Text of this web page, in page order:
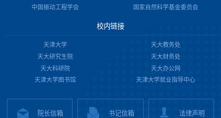
中国振动工程学会
国家自然科学基金委员会
校内链接
天津大学
天大教务处
天大研究生院
天大财务处
天大科研院
天大办公网
天津大学图书馆
天津大学就业指导中心
院长信箱 书记信箱 法律声明